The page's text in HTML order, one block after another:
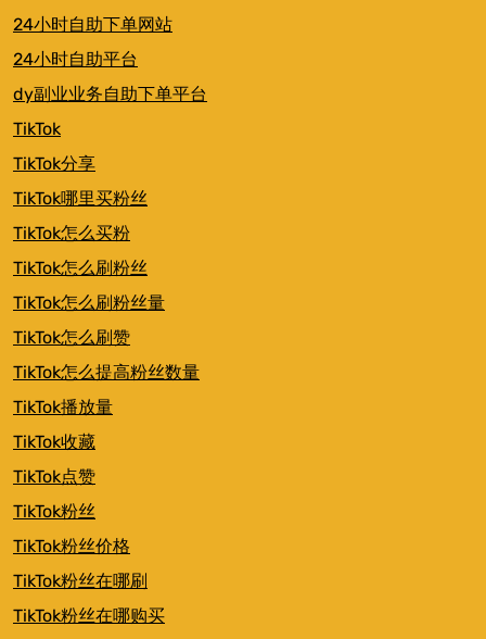
24小时自助下单网站
24小时自助平台
dy副业业务自助下单平台
TikTok
TikTok分享
TikTok哪里买粉丝
TikTok怎么买粉
TikTok怎么刷粉丝
TikTok怎么刷粉丝量
TikTok怎么刷赞
TikTok怎么提高粉丝数量
TikTok播放量
TikTok收藏
TikTok点赞
TikTok粉丝
TikTok粉丝价格
TikTok粉丝在哪刷
TikTok粉丝在哪购买